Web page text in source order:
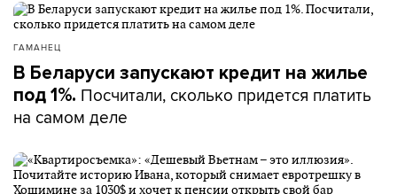
ГАМАНЕЦ
В Беларуси запускают кредит на жилье
под 1%. Посчитали, сколько придется платить
на самом деле